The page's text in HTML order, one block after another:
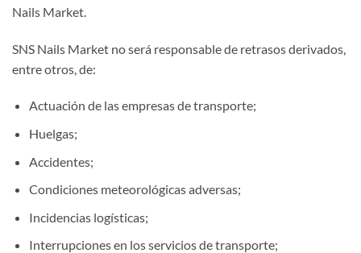
Nails Market.
SNS Nails Market no será responsable de retrasos derivados,
entre otros, de:
Actuación de las empresas de transporte;
Huelgas;
Accidentes;
Condiciones meteorológicas adversas;
Incidencias logísticas;
Interrupciones en los servicios de transporte;